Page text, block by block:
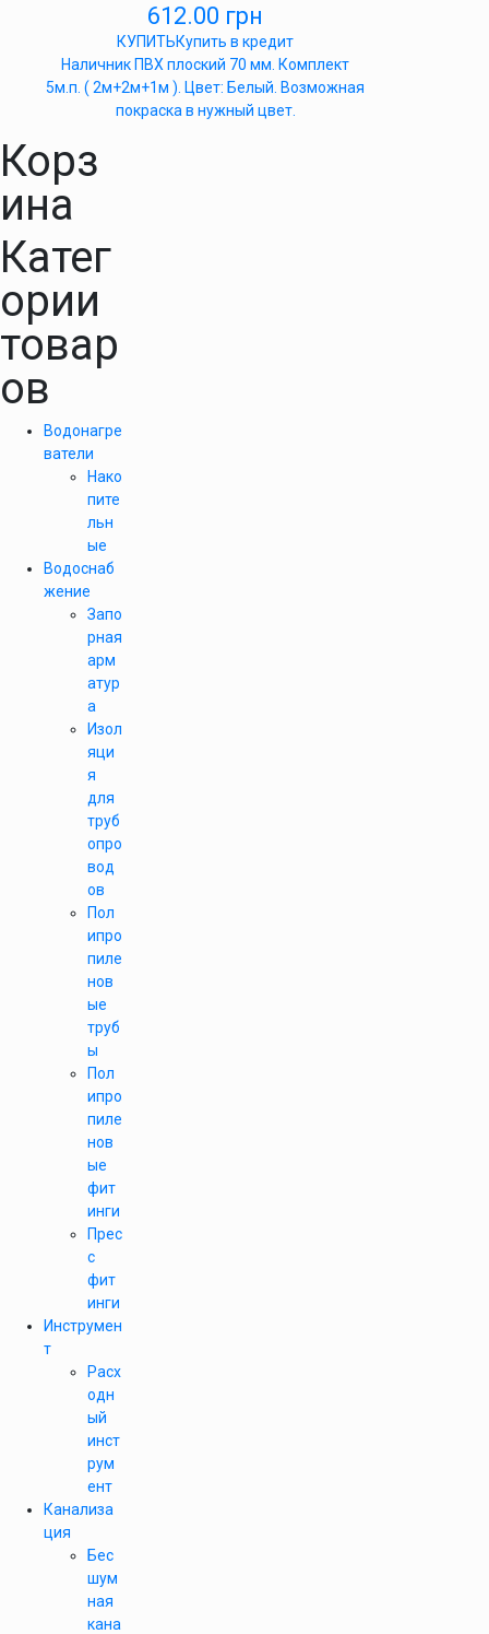
612.00 грн
КУПИТЬКупить в кредит
Наличник ПВХ плоский 70 мм. Комплект
5м.п. ( 2м+2м+1м ). Цвет: Белый. Возможная
покраска в нужный цвет.
Корз
ина
Катег
ории
товар
ов
Водонагре
ватели
Нако
пите
льн
ые
Водоснаб
жение
Запо
рная
арм
атур
а
Изол
яци
я
для
труб
опро
вод
ов
Пол
ипро
пиле
нов
ые
труб
ы
Пол
ипро
пиле
нов
ые
фит
инги
Прес
с
фит
инги
Инструмен
т
Расх
одн
ый
инст
рум
ент
Канализа
ция
Бес
шум
ная
кана